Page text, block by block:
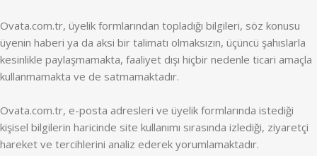
Ovata.com.tr, üyelik formlarından topladığı bilgileri, söz konusu
üyenin haberi ya da aksi bir talimatı olmaksızın, üçüncü şahıslarla
kesinlikle paylaşmamakta, faaliyet dışı hiçbir nedenle ticari amaçla
kullanmamakta ve de satmamaktadır.
Ovata.com.tr, e-posta adresleri ve üyelik formlarında istediği
kişisel bilgilerin haricinde site kullanımı sırasında izlediği, ziyaretçi
hareket ve tercihlerini analiz ederek yorumlamaktadır.